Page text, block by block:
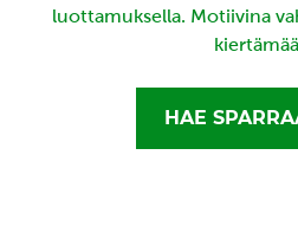
luottamuksella. Motiivina
HAE